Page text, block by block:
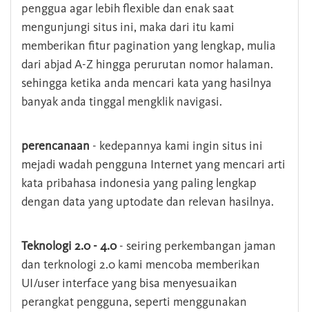
penggua agar lebih flexible dan enak saat
mengunjungi situs ini, maka dari itu kami
memberikan fitur pagination yang lengkap, mulia
dari abjad A-Z hingga perurutan nomor halaman.
sehingga ketika anda mencari kata yang hasilnya
banyak anda tinggal mengklik navigasi.
perencanaan - kedepannya kami ingin situs ini
mejadi wadah pengguna Internet yang mencari arti
kata pribahasa indonesia yang paling lengkap
dengan data yang uptodate dan relevan hasilnya.
Teknologi 2.0 - 4.0- seiring perkembangan jaman
dan terknologi 2.0 kami mencoba memberikan
UI/user interface yang bisa menyesuaikan
perangkat pengguna, seperti menggunakan